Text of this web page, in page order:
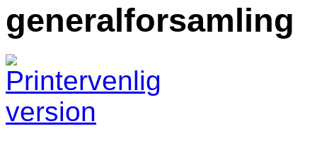
generalforsamling